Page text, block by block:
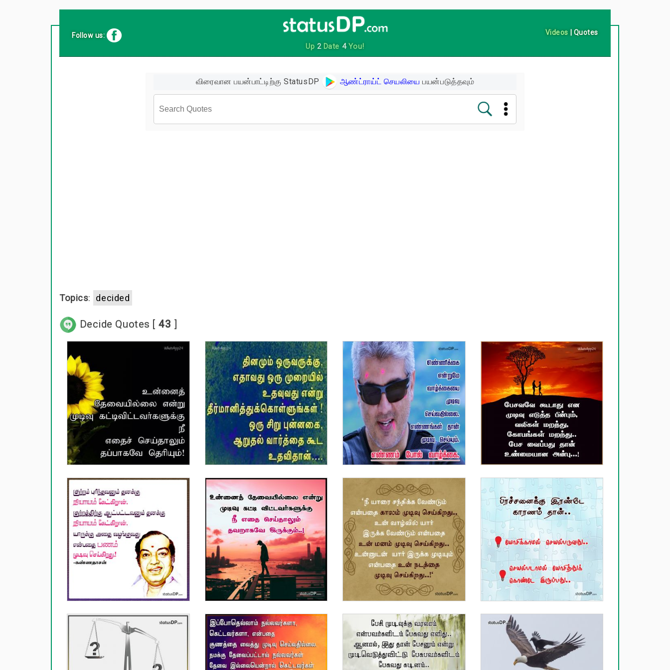
Up 2Date 4You!
Follow us: Videos | Quotes
விரைவான பயன்பாட்டிற்கு StatusDP ஆண்ட்ராய்ட் செயலியை பயன்படுத்தவும்
சிரிப்பு பொன்மொழிகள்
கடவுள் பொன்மொழிகள்
வாழ்த்து பொன்மொழிகள்
பண்டிகை வாழ்த்துக்கள்
Topics: decided
Decide Quotes [43 ]